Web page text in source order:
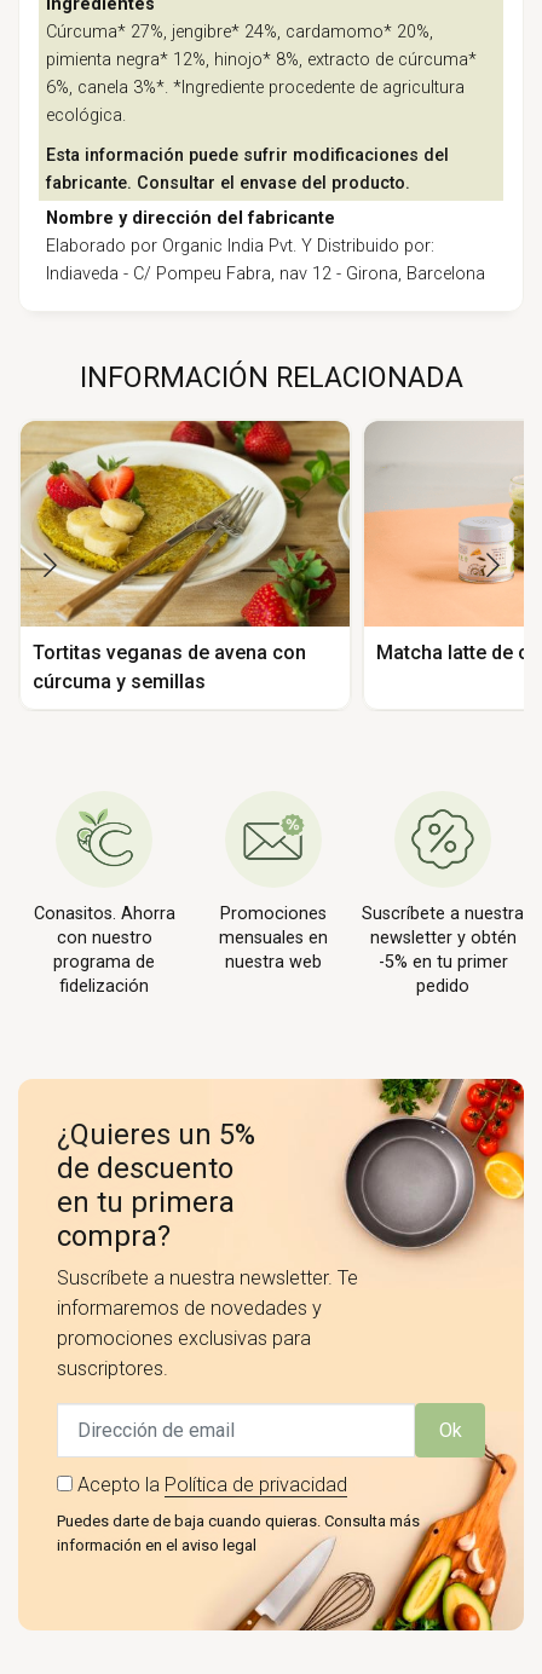
Cúrcuma* 27%, jengibre* 24%, cardamomo* 20%,
pimienta negra* 12%, hinojo* 8%, extracto de cúrcuma*
6%, canela 3%*. *Ingrediente procedente de agricultura
ecológica.
Esta información puede sufrir modificaciones del
fabricante. Consultar el envase del producto.
Nombre y dirección del fabricante
Elaborado por Organic India Pvt. Y Distribuido por:
Indiaveda - C/ Pompeu Fabra, nav 12 - Girona, Barcelona
INFORMACIÓN RELACIONADA
Tortitas veganas de avena con
cúrcuma y semillas
Matcha latte de
Conasitos. Ahorra
con nuestro
programa de
fidelización
Promociones
mensuales en
nuestra web
Suscríbete a nuestra
newsletter y obtén
-5% en tu primer
pedido
¿Quieres un 5%
de descuento
en tu primera
compra?
Suscríbete a nuestra newsletter. Te
informaremos de novedades y
promociones exclusivas para
suscriptores.
Ok
Acepto la Política de privacidad
Puedes darte de baja cuando quieras. Consulta más
información en el aviso legal